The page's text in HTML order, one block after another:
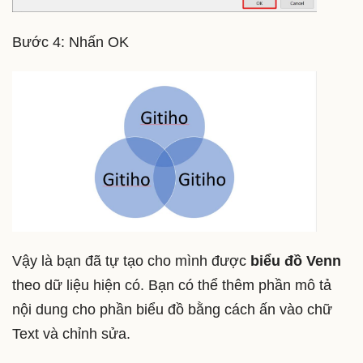
Bước 4: Nhấn OK
Vậy là bạn đã tự tạo cho mình được biểu đồ Venn
theo dữ liệu hiện có. Bạn có thể thêm phần mô tả
nội dung cho phần biểu đồ bằng cách ấn vào chữ
Text và chỉnh sửa.